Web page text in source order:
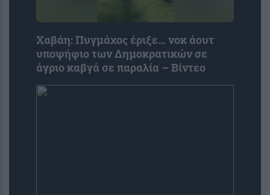
Χαβάη: Πυγμάχος έριξε… νοκ άουτ
υποψήφιο των Δημοκρατικών σε
άγριο καβγά σε παραλία – Βίντεο